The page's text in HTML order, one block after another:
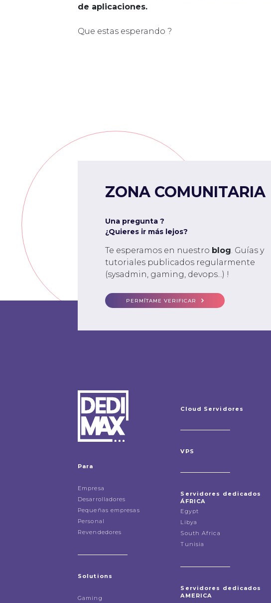
de aplicaciones.
Que estas esperando ?
ZONA COMUNITARIA
Una pregunta ?
¿Quieres ir más lejos?
Te esperamos en nuestro blog. Guías y
tutoriales publicados regularmente
(sysadmin, gaming, devops...) !
PERMÍTAME VERIFICAR
Para
Empresa
Desarrolladores
Pequeñas empresas
Personal
Revendedores
Solutions
Gaming
Cloud Servidores
VPS
Servidores dedicados
ÁFRICA
Egypt
Libya
South Africa
Tunisia
Servidores dedicados
AMERICA